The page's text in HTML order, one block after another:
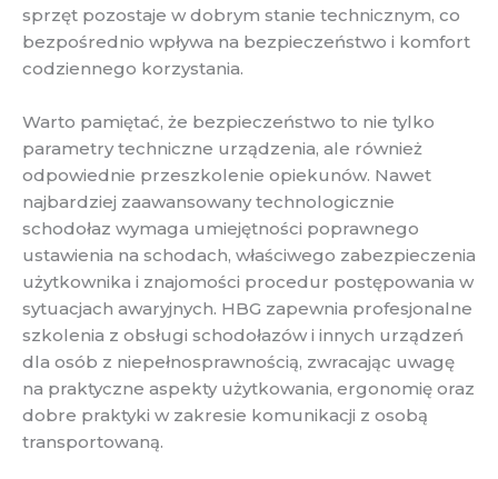
sprzęt pozostaje w dobrym stanie technicznym, co
bezpośrednio wpływa na bezpieczeństwo i komfort
codziennego korzystania.
Warto pamiętać, że bezpieczeństwo to nie tylko
parametry techniczne urządzenia, ale również
odpowiednie przeszkolenie opiekunów. Nawet
najbardziej zaawansowany technologicznie
schodołaz wymaga umiejętności poprawnego
ustawienia na schodach, właściwego zabezpieczenia
użytkownika i znajomości procedur postępowania w
sytuacjach awaryjnych. HBG zapewnia profesjonalne
szkolenia z obsługi schodołazów i innych urządzeń
dla osób z niepełnosprawnością, zwracając uwagę
na praktyczne aspekty użytkowania, ergonomię oraz
dobre praktyki w zakresie komunikacji z osobą
transportowaną.